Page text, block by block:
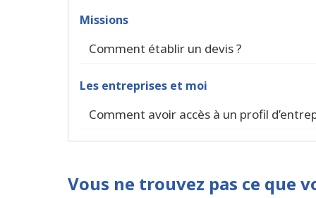
Paiement tous les mois
Engagement de 12 mois
Paiement en une fois
Missions
Comment établir un devis ?
Les entreprises et moi
Comment avoir accès à un profil
Vous ne trouvez pas ce que